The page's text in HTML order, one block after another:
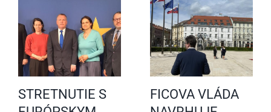
STRETNUTIE S
FICOVA VLÁDA